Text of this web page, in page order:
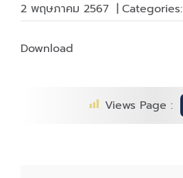
2 พฤษภาคม 2567 | Categories:
Download
Views Page :